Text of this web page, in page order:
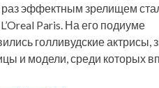
раз эффектным зрелищем
Paris. На его подиуме
голливудские актрисы,
и модели, среди которых